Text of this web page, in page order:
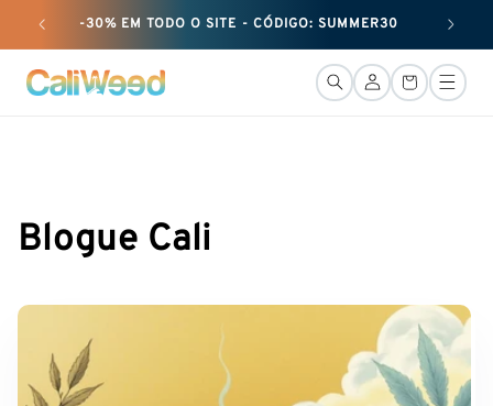
passar
ao
conteúdo
-30% EM TODO O SITE - CÓDIGO: SUMMER30 + 25
LiGaçãoCesto
Blogue Cali